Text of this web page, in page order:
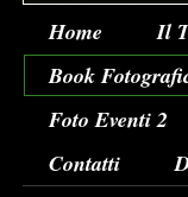
Home Il
Book
Foto Eventi 2
Contatti